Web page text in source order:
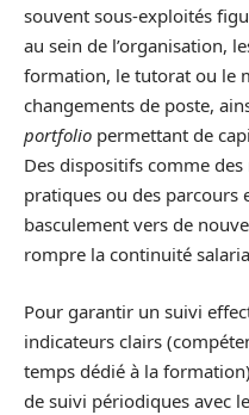
souvent sous-exploités
au sein de l’organisation,
formation, le tutorat ou le
changements de poste,
portfolio permettant de
Des dispositifs comme
pratiques ou des parcours
basculement vers de
rompre la continuité
Pour garantir un suivi
indicateurs clairs
temps dédié à la
de suivi périodiques avec